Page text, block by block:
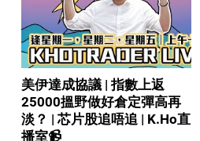
美伊達成協議 | 指數上返
25000搵野做好倉定彈高再
淡？ | 芯片股追唔追 | K.Ho直
播室📹